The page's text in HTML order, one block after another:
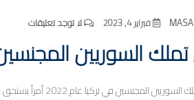
فبراير 4, 2023 لا توجد تعليقات
السوريين
يعدُّ قانون تملك